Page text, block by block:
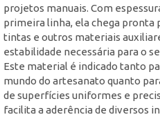
projetos manuais. Com
primeira linha, ela chega pronta
tintas e outros materiais
estabilidade necessária para o
Este material é indicado tanto
mundo do artesanato quanto
de superfícies uniformes e
facilita a aderência de diversos